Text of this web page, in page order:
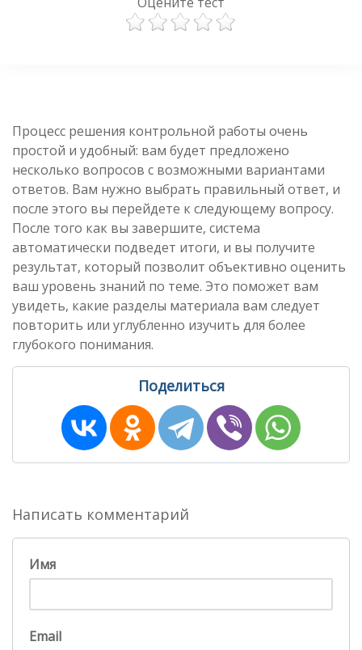
Процесс решения контрольной работы очень
простой и удобный: вам будет предложено
несколько вопросов с возможными вариантами
ответов. Вам нужно выбрать правильный ответ, и
после этого вы перейдете к следующему вопросу.
После того как вы завершите, система
автоматически подведет итоги, и вы получите
результат, который позволит объективно оценить
ваш уровень знаний по теме. Это поможет вам
увидеть, какие разделы материала вам следует
повторить или углубленно изучить для более
глубокого понимания.
Поделиться
Написать комментарий
Имя
Email